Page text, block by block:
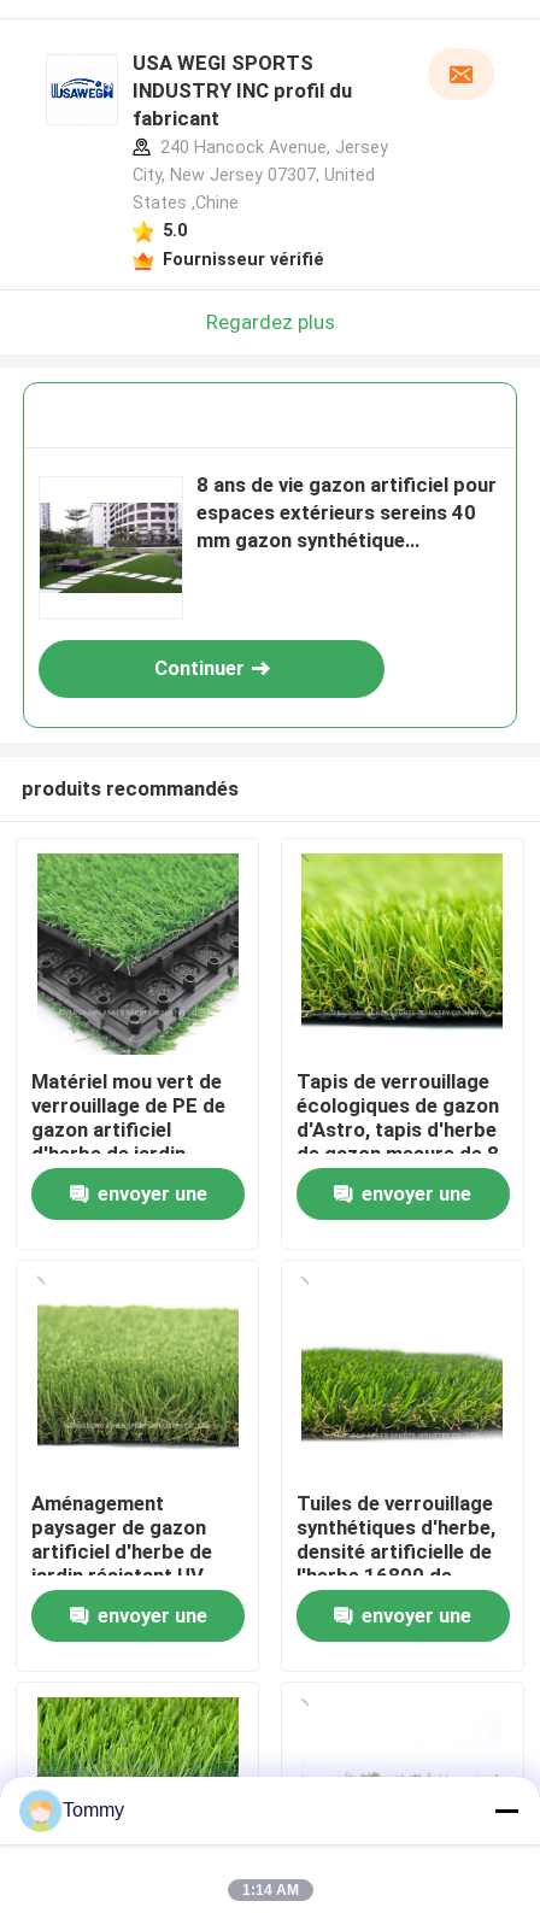
Accueil
Produits
Vidéos
À propos de nous
Visite de l'usine
Contrôle de qualité
Nouvelles
Cas
USA WEGI SPORTS
INDUSTRY INC profil du
fabricant
240 Hancock Avenue, Jersey
City, New Jersey 07307, United
States ,Chine
5.0
Fournisseur vérifié
Regardez plus
8 ans de vie gazon artificiel pour
espaces extérieurs sereins 40
mm gazon synthétique
Continuer
produits recommandés
Matériel mou vert de
verrouillage de PE de
gazon artificiel
d'herbe de jardin
envoyer une
Tapis de verrouillage
écologiques de gazon
d'Astro, tapis d'herbe
de gazon mesure de 8
pouces
envoyer une
Aménagement
paysager de gazon
artificiel d'herbe de
jardin résistant UV
extérieur de Sythetic
envoyer une
Tuiles de verrouillage
synthétiques d'herbe,
densité artificielle de
l'herbe 16800 de
polyéthylène
envoyer une
Tommy
1:14 AM